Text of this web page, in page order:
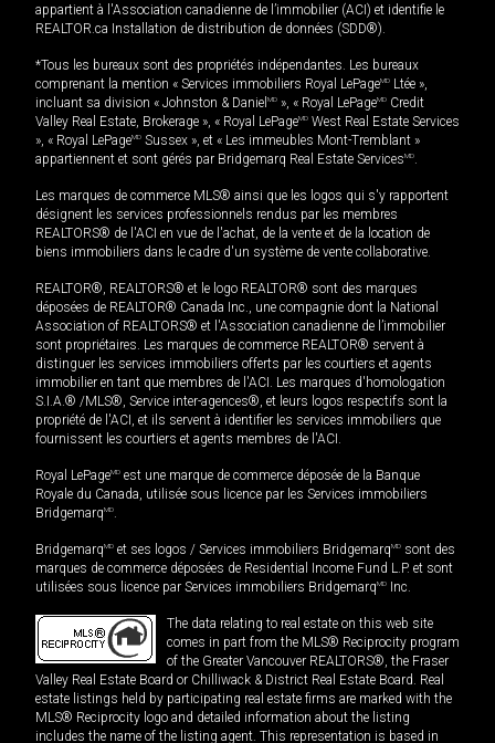
appartient à l'Association canadienne de l’immobilier (ACI) et identifie le
REALTOR.ca Installation de distribution de données (SDD®).
*Tous les bureaux sont des propriétés indépendantes. Les bureaux
comprenant la mention « Services immobiliers Royal LePageMD Ltée »,
incluant sa division « Johnston & Daniel MD », « Royal LePageMD Credit
Valley Real Estate, Brokerage », « Royal LePageMD West Real Estate Services
», « Royal LePageMD Sussex », et « Les immeubles Mont-Tremblant »
appartiennent et sont gérés par Bridgemarq Real Estate ServicesMD
Les marques de commerce MLS® ainsi que les logos qui s'y rapportent
désignent les services professionnels rendus par les membres
REALTORS® de l'ACI en vue de l'achat, de la vente et de la location de
biens immobiliers dans le cadre d'un système de vente collaborative.
REALTOR®, REALTORS® et le logo REALTOR® sont des marques
déposées de REALTOR® Canada Inc., une compagnie dont la National
Association of REALTORS® et l'Association canadienne de l’immobilier
sont propriétaires. Les marques de commerce REALTOR® servent à
distinguer les services immobiliers offerts par les courtiers et agents
immobilier en tant que membres de l'ACI. Les marques d'homologation
S.I.A.® /MLS®, Service inter-agences®, et leurs logos respectifs sont la
propriété de l'ACI, et ils servent à identifier les services immobiliers que
fournissent les courtiers et agents membres de l'ACI.
Royal LePageMD est une marque de commerce déposée de la Banque
Royale du Canada, utilisée sous licence par les Services immobiliers
BridgemarqMD
BridgemarqMD et ses logos / Services immobiliers BridgemarqMD sont des
marques de commerce déposées de Residential Income Fund L.P. et sont
utilisées sous licence par Services immobiliers BridgemarqMD Inc.
The data relating to real estate on this web site
comes in part from the MLS® Reciprocity program
of the Greater Vancouver REALTORS®, the Fraser
Valley Real Estate Board or Chilliwack & District Real Estate Board. Real
estate listings held by participating real estate firms are marked with the
MLS® Reciprocity logo and detailed information about the listing
includes the name of the listing agent. This representation is based in